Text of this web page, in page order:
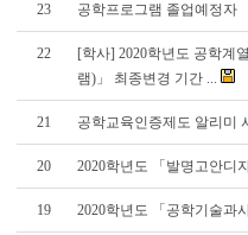
23 공학프로그램 졸업예정자
22
[학사] 2020학년도 공학계
램)」 최종변경 기간 ...
21 공학교육인증제도 알리미
20 2020학년도 「발명고안디
19 2020학년도 「공학기술과